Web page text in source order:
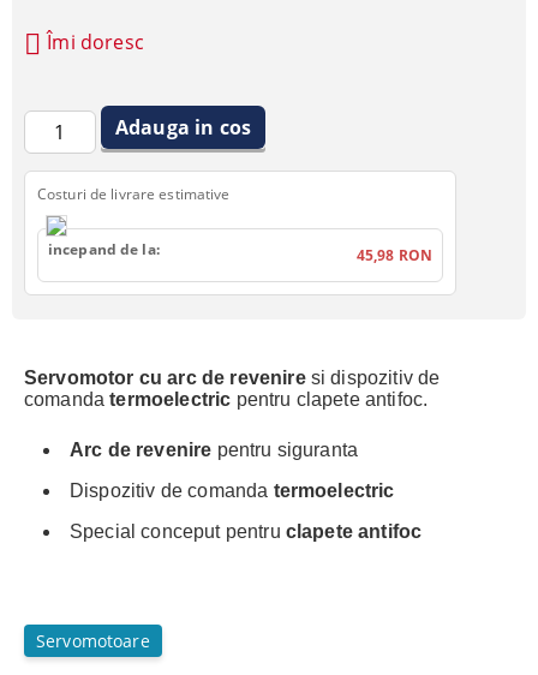
Servomotor cu arc de reveniresi dispozitiv de
comandatermoelectric pentru clapete antifoc.
Arc de revenire pentru siguranta
Dispozitiv de comanda termoelectric
Special conceput pentru clapete antifoc
Servomotoare
Îmi doresc
Costuri de livrare estimative
incepand de la: 45,98 RON